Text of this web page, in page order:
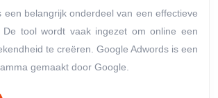
is
Google
een belangrijk onderdeel van een effectieve
De tool wordt vaak ingezet om online een
te creëren. Google Adwords is een
gemaakt door Google.